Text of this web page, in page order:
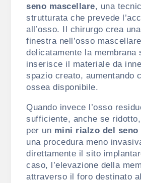
seno mascellare, una
strutturata che prevede
all’osso. Il chirurgo crea
finestra nell’osso
delicatamente la membrana
inserisce il materiale da
spazio creato, aumentando
ossea disponibile.
Quando invece l’osso
sufficiente, anche se
per un mini rialzo del seno
una procedura meno
direttamente il sito
caso, l’elevazione della
attraverso il foro destinato